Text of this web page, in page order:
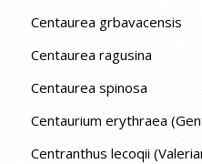
Centaurea grbavacensis
Centaurea ragusina
Centaurea spinosa
Centaurium erythraea
Centranthus lecoqii